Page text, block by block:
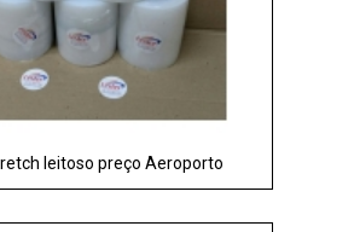
leitoso preço Aeroporto